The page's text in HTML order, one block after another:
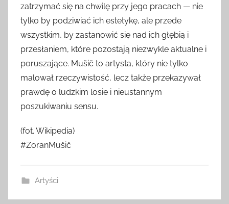
zatrzymać się na chwilę przy jego pracach — nie
tylko by podziwiać ich estetykę, ale przede
wszystkim, by zastanowić się nad ich głębią i
przesłaniem, które pozostają niezwykle aktualne i
poruszające. Mušič to artysta, który nie tylko
malował rzeczywistość, lecz także przekazywał
prawdę o ludzkim losie i nieustannym
poszukiwaniu sensu.
(fot. Wikipedia)
#ZoranMušič
Artyści